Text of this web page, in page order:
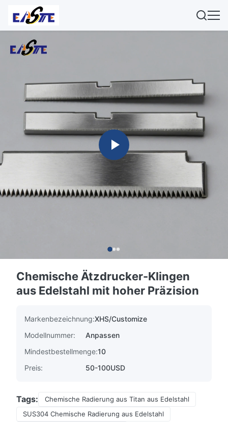
Chemische Ätzdrucker-Klingen
aus Edelstahl mit hoher Präzision
Markenbezeichnung:XHS/Customize
Modellnummer:
Anpassen
Mindestbestellmenge:10
Preis:
50-100USD
Tags:
Chemische Radierung aus Titan aus Edelstahl
SUS304 Chemische Radierung aus Edelstahl